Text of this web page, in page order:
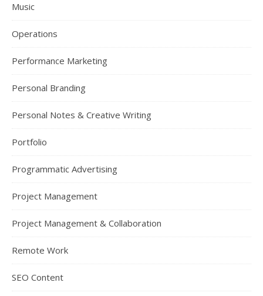
Music
Operations
Performance Marketing
Personal Branding
Personal Notes & Creative Writing
Portfolio
Programmatic Advertising
Project Management
Project Management & Collaboration
Remote Work
SEO Content